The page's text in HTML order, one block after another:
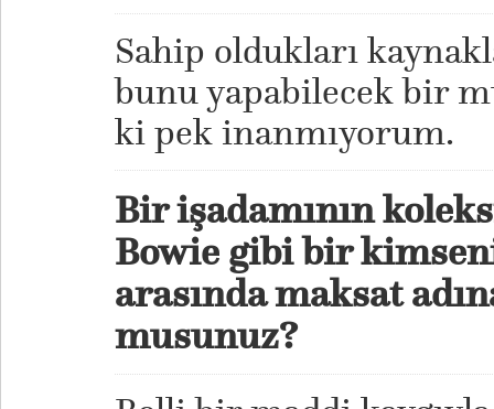
Sahip oldukları
bunu yapabilecek bir
ki pek inanmıyorum.
Bir işadamının
Bowie gibi bir
arasında maksat
musunuz?